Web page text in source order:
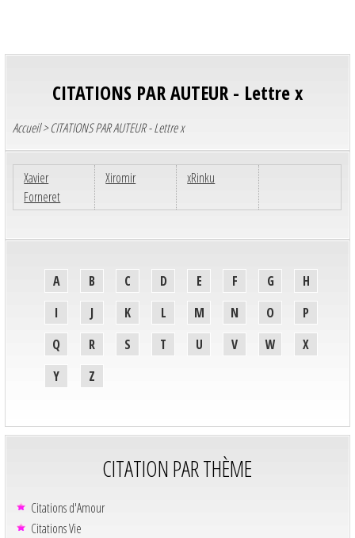
CITATIONS PAR AUTEUR - Lettre x
Accueil> CITATIONS PAR AUTEUR - Lettre x
Xavier
Forneret
Xiromir xRinku
A B C D E F G
H
I
J K L M N O
P
Q
R S T U V W
X
Y
Z
CITATION PAR THÈME
Citations d'Amour
Citations Vie